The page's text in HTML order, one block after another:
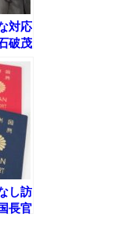
対応
破茂
判殺
し訪
長官